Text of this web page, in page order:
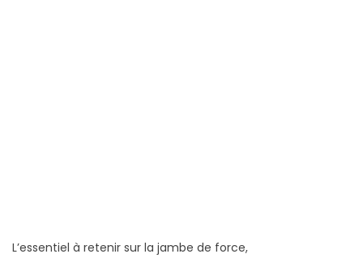
L’essentiel à retenir sur la jambe de force,